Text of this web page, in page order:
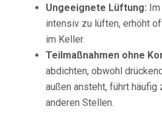
Ungeeignete Lüftung:
intensiv zu lüften, erhöht
im Keller.
Teilmaßnahmen ohne
abdichten, obwohl
außen ansteht, führt häufig
anderen Stellen.